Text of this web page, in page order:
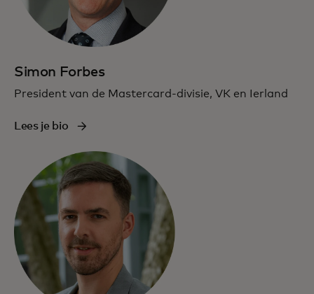
Simon Forbes
President van de Mastercard-divisie, VK en Ierland
Lees je bio